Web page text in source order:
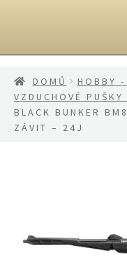
DOMŮ HOBBY
VZDUCHOVÉ
BLACK BUNKER
ZÁVIT – 24J